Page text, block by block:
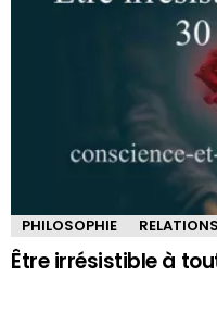
PHILOSOPHIE
Être irrésistible à